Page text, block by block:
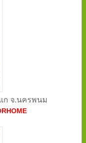
ก จ.นครพนม